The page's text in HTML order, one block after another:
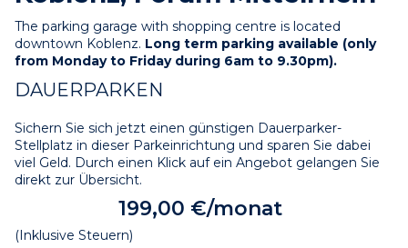
The parking garage with shopping centre is located
downtown Koblenz. Long term parking available (only
from Monday to Friday during 6am to 9.30pm).
DAUERPARKEN
Sichern Sie sich jetzt einen günstigen Dauerparker-
Stellplatz in dieser Parkeinrichtung und sparen Sie dabei
viel Geld. Durch einen Klick auf ein Angebot gelangen Sie
direkt zur Übersicht.
199,00 €/monat
(Inklusive Steuern)